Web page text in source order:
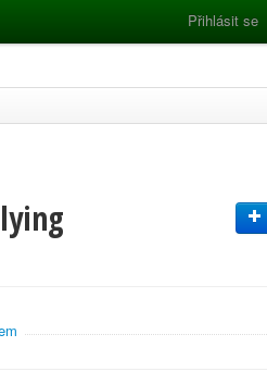
Přihlásit se